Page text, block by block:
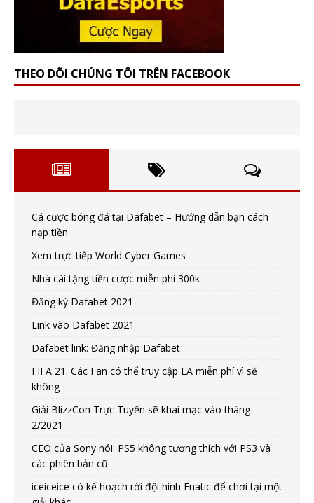
THEO DÕI CHÚNG TÔI TRÊN FACEBOOK
Cá cược bóng đá tại Dafabet – Hướng dẫn bạn cách
nạp tiền
Xem trực tiếp World Cyber Games
Nhà cái tặng tiền cược miễn phí 300k
Đăng ký Dafabet 2021
Link vào Dafabet 2021
Dafabet link: Đăng nhập Dafabet
FIFA 21: Các Fan có thể truy cập EA miễn phí vì sẽ
không
Giải BlizzCon Trực Tuyến sẽ khai mạc vào tháng
2/2021
CEO của Sony nói: PS5 không tương thích với PS3 và
các phiên bản cũ
iceiceice có kế hoạch rời đội hình Fnatic để chơi tại một